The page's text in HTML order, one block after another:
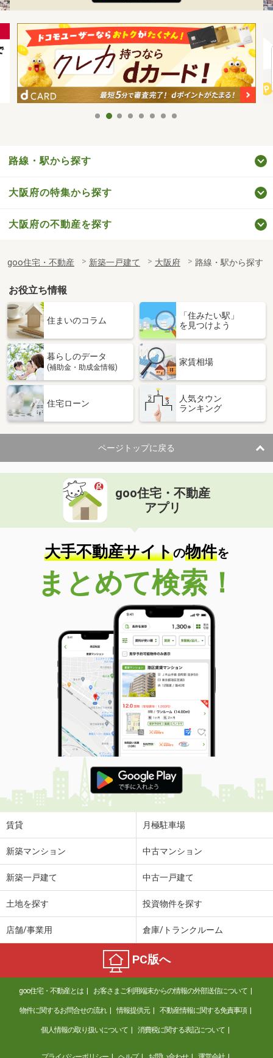
路線・駅から探す
大阪府の特集から探す
大阪府の不動産を探す
goo住宅・不動産 新築一戸建て 大阪府 路線・駅から探す
お役立ち情報
住まいのコラム
「住みたい駅」
を見つけよう
暮らしのデータ
(補助金・助成金情報)
家賃相場
住宅ローン
人気タウン
ランキング
ページトップに戻る
goo住宅・不動産
アプリ
大手不動産サイトの物件を
まとめて検索！
賃貸 月極駐車場
新築マンション 中古マンション
新築一戸建て 中古一戸建て
土地を探す 投資物件を探す
店舗/事業用 倉庫/トランクルーム
PC版へ
goo住宅・不動産とは お客さまご利用端末からの情報の外部送信について
物件に関するお問合せの流れ 情報提供元 不動産情報に関する免責事項
個人情報の取り扱いについて 消費税に関する表記について